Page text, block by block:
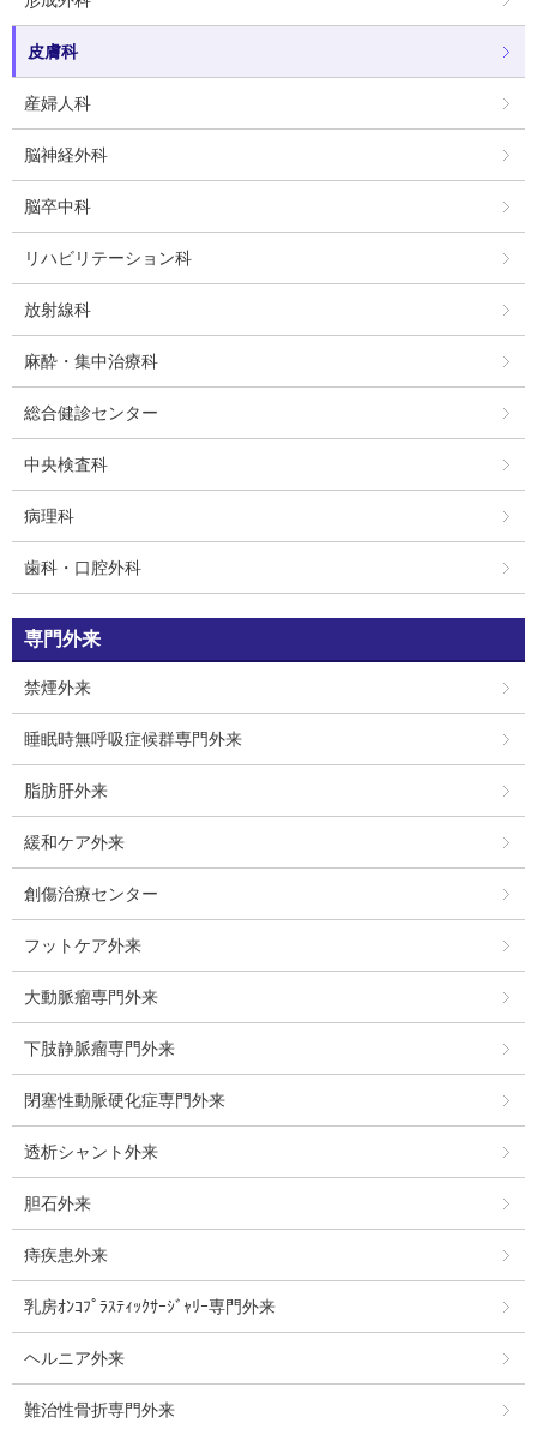
皮膚科
産婦人科
脳神経外科
脳卒中科
リハビリテーション科
放射線科
麻酔・集中治療科
総合健診センター
中央検査科
病理科
歯科・口腔外科
専門外来
禁煙外来
睡眠時無呼吸症候群専門外来
脂肪肝外来
緩和ケア外来
創傷治療センター
フットケア外来
大動脈瘤専門外来
下肢静脈瘤専門外来
閉塞性動脈硬化症専門外来
透析シャント外来
胆石外来
痔疾患外来
乳房ｵﾝｺﾌﾟﾗｽﾃｨｯｸｻｰｼﾞｬﾘｰ専門外来
ヘルニア外来
難治性骨折専門外来